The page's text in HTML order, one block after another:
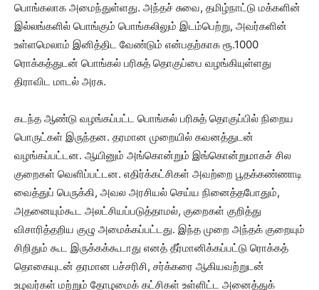
பொங்கலாக அமைந்துள்ளது. அந்தச் சுவை, தமிழ்நாட்டு மக்களின்
இல்லங்களில் பொங்கும் பொங்கலிலும் இடம்பெற்று, அவர்களின்
உள்ளமெலாம் இனித்திட வேண்டும் என்பதற்காக ரூ.1000
ரொக்கத்துடன் பொங்கல் பரிசுத் தொகுப்பை வழங்கியுள்ளது
திராவிட மாடல் அரசு.
கடந்த ஆண்டு வழங்கப்பட்ட பொங்கல் பரிசுத் தொகுப்பில் நிறைய
பொருட்கள் இருந்தன. தரமான முறையில் கவனத்துடன்
வழங்கப்பட்டன. ஆயினும் அங்கொன்றும் இங்கொன்றுமாகச் சில
குறைகள் வெளிப்பட்டன. எதிர்க்கட்சிகள் அவற்றை பூதக்கண்ணாடி
வைத்துப் பெருக்கி, அவல அரசியல் செய்ய நினைத்தபோதும்,
அதனையும்கூட அலட்சியப்படுத்தாமல், குறைகள் குறித்து
விசாரித்தறிய குழு அமைக்கப்பட்டது. இந்த முறை அந்தக் குறையும்
சிறிதும் கூட இருக்கக்கூடாது எனத் தீர்மானிக்கப்பட்டு ரொக்கத்
தொகையுடன் தரமான பச்சரிசி, சர்க்கரை ஆகியவற்றுடன்
உழவர்கள் மற்றும் தோழமைக் கட்சிகள் உள்ளிட்ட அனைத்துக்